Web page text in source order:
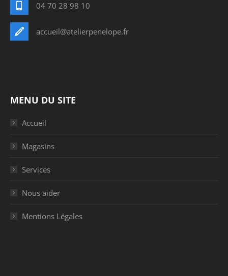
04 70 28 98 10
accueil@atelierpenelope.fr
MENU DU SITE
Accueil
Magasins
Services
Nous aider
Mentions Légales